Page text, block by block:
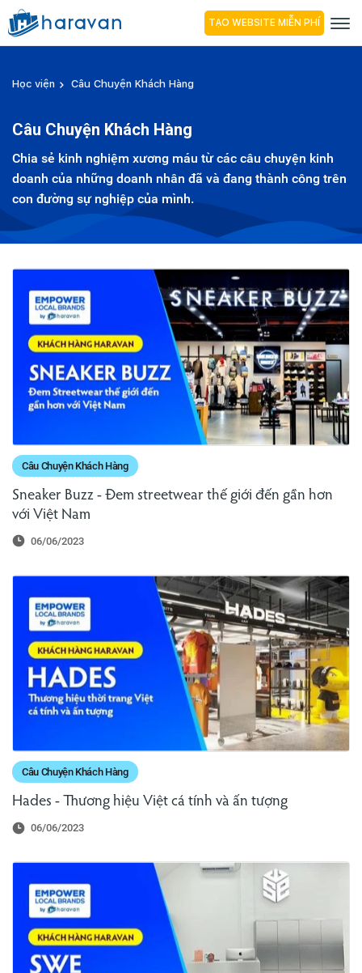
TẠO WEBSITE MIỄN PHÍ
Học viện Câu Chuyện Khách Hàng
Câu Chuyện Khách Hàng
Chia sẻ kinh nghiệm xương máu từ các câu chuyện kinh
doanh của những doanh nhân đã và đang thành công trên
con đường sự nghiệp của mình.
Câu Chuyện Khách Hàng
Sneaker Buzz - Đem streetwear thế giới đến gần hơn
với Việt Nam
06/06/2023
Câu Chuyện Khách Hàng
Hades - Thương hiệu Việt cá tính và ấn tượng
06/06/2023